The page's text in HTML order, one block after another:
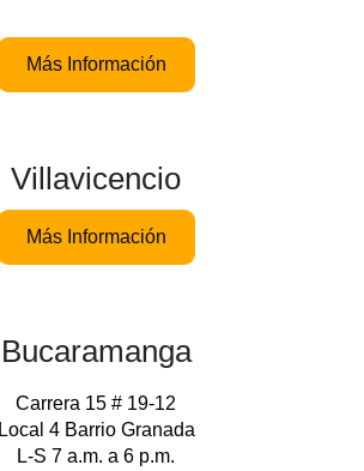
Más Información
Villavicencio
Más Información
Bucaramanga
Carrera 15 # 19-12
Local 4 Barrio Granada
L-S 7 a.m. a 6 p.m.